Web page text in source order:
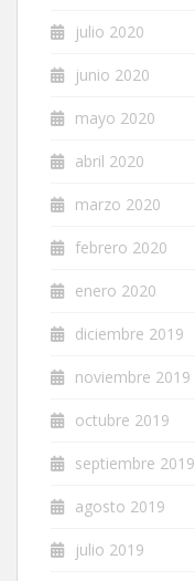
julio 2020
junio 2020
mayo 2020
abril 2020
marzo 2020
febrero 2020
enero 2020
diciembre 2019
noviembre 2019
octubre 2019
septiembre 2019
agosto 2019
julio 2019